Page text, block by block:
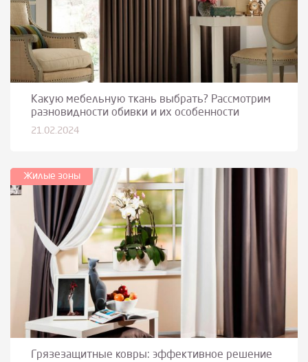
Какую мебельную ткань выбрать? Рассмотрим
разновидности обивки и их особенности
21.02.2024
Жилые зоны
Грязезащитные ковры: эффективное решение